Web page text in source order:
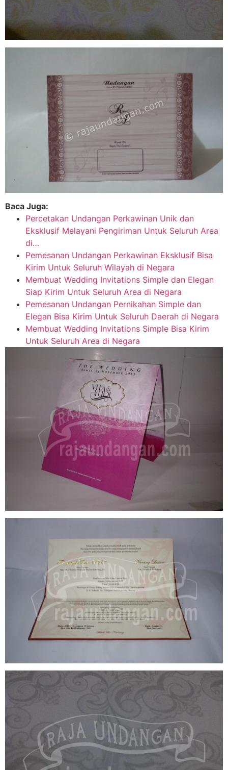
Baca Juga:
Percetakan Undangan Perkawinan Unik dan
Eksklusif Melayani Pengiriman Untuk Seluruh Area
di…
Pemesanan Undangan Perkawinan Eksklusif Bisa
Kirim Untuk Seluruh Wilayah di Negara
Membuat Wedding Invitations Simple dan Elegan
Siap Kirim Untuk Seluruh Area di Negara
Pemesanan Undangan Pernikahan Simple dan
Elegan Bisa Kirim Untuk Seluruh Daerah di Negara
Membuat Wedding Invitations Simple Bisa Kirim
Untuk Seluruh Area di Negara